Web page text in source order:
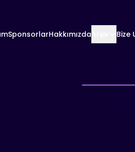
SponsorlarHakkımızda Bize